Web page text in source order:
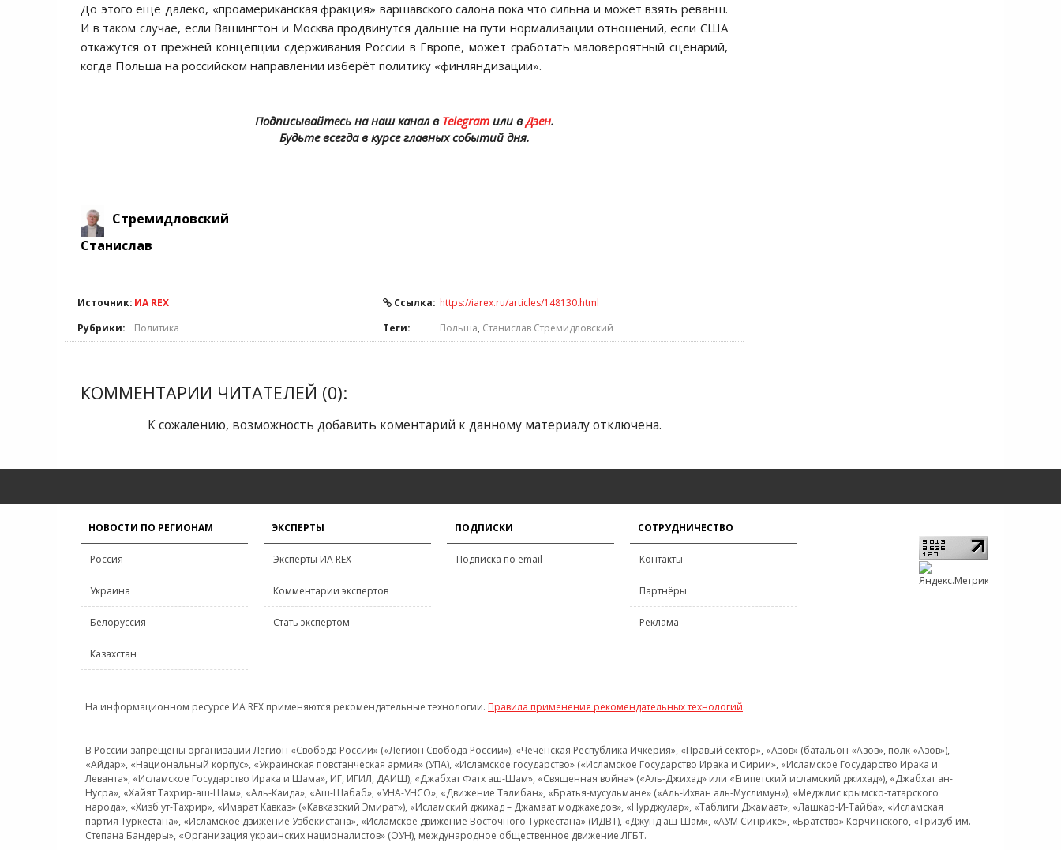
До этого ещё далеко, «проамериканская фракция» варшавского салона пока что сильна и может взять реванш.
И в таком случае, если Вашингтон и Москва продвинутся дальше на пути нормализации отношений, если США
откажутся от прежней концепции сдерживания России в Европе, может сработать маловероятный сценарий,
когда Польша на российском направлении изберёт политику «финляндизации».
Подписывайтесь на наш канал в Telegramили вДзен.
Будьте всегда в курсе главных событий дня.
Стремидловский
Станислав
Источник: ИА REX Ссылка: https://iarex.ru/articles/148130.html
Рубрики:
Политика Теги: Польша, Станислав Стремидловский
КОММЕНТАРИИ ЧИТАТЕЛЕЙ (0):
К сожалению, возможность добавить коментарий к данному материалу отключена.
НОВОСТИ ПО РЕГИОНАМ
Россия
Украина
Белоруссия
Казахстан
ЭКСПЕРТЫ
Эксперты ИА REX
Комментарии экспертов
Стать экспертом
ПОДПИСКИ
Подписка по email
СОТРУДНИЧЕСТВО
Контакты
Партнёры
Реклама
На информационном ресурсе ИА REX применяются рекомендательные технологии. Правила применения рекомендательных технологий.
В России запрещены организации Легион «Свобода России» («Легион Свобода России»), «Чеченская Республика Ичкерия», «Правый сектор», «Азов» (батальон «Азов», полк «Азов»),
«Айдар», «Национальный корпус», «Украинская повстанческая армия» (УПА), «Исламское государство» («Исламское Государство Ирака и Сирии», «Исламское Государство Ирака и
Леванта», «Исламское Государство Ирака и Шама», ИГ, ИГИЛ, ДАИШ), «Джабхат Фатх аш-Шам», «Священная война» («Аль-Джихад» или «Египетский исламский джихад»), «Джабхат ан-
Нусра», «Хайят Тахрир-аш-Шам», «Аль-Каида», «Аш-Шабаб», «УНА-УНСО», «Движение Талибан», «Братья-мусульмане» («Аль-Ихван аль-Муслимун»), «Меджлис крымско-татарского
народа», «Хизб ут-Тахрир», «Имарат Кавказ» («Кавказский Эмират»), «Исламский джихад – Джамаат моджахедов», «Нурджулар», «Таблиги Джамаат», «Лашкар-И-Тайба», «Исламская
партия Туркестана», «Исламское движение Узбекистана», «Исламское движение Восточного Туркестана» (ИДВТ), «Джунд аш-Шам», «АУМ Синрике», «Братство» Корчинского, «Тризуб им.
Степана Бандеры», «Организация украинских националистов» (ОУН), международное общественное движение ЛГБТ.